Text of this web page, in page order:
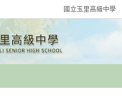
國立玉里高級中學